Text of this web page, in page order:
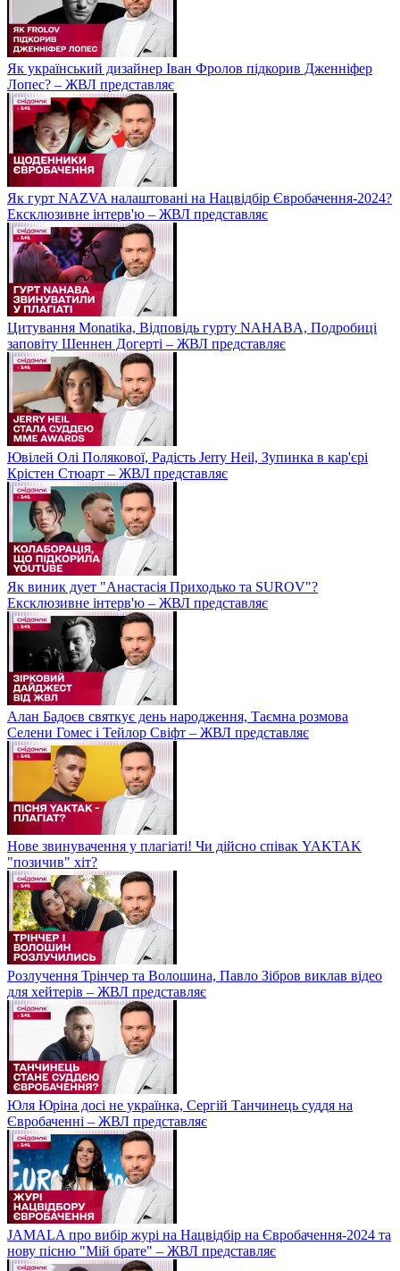
Як український дизайнер Іван Фролов підкорив Дженніфер
Лопес? – ЖВЛ представляє
Як гурт NAZVA налаштовані на Нацвідбір Євробачення-2024?
Ексклюзивне інтерв'ю – ЖВЛ представляє
Цитування Monatikа, Відповідь гурту NAHABA, Подробиці
заповіту Шеннен Догерті – ЖВЛ представляє
Ювілей Олі Полякової, Радість Jerry Heil, Зупинка в кар'єрі
Крістен Стюарт – ЖВЛ представляє
Як виник дует "Анастасія Приходько та SUROV"?
Ексклюзивне інтерв'ю – ЖВЛ представляє
Алан Бадоєв святкує день народження, Таємна розмова
Селени Гомес і Тейлор Свіфт – ЖВЛ представляє
Нове звинувачення у плагіаті! Чи дійсно співак YAKTAK
"позичив" хіт?
Розлучення Трінчер та Волошина, Павло Зібров виклав відео
для хейтерів – ЖВЛ представляє
Юля Юріна досі не українка, Сергій Танчинець суддя на
Євробаченні – ЖВЛ представляє
JAMALA про вибір журі на Нацвідбір на Євробачення-2024 та
нову пісню "Мій брате" – ЖВЛ представляє